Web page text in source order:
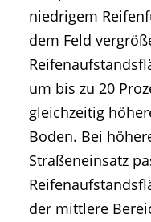
niedrigem
dem Feld
um bis zu 20
gleichzeitig
Boden. Bei
Straßeneinsatz
der mittlere